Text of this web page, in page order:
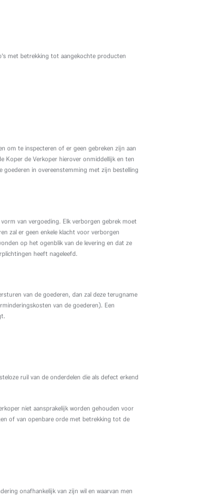
met betrekking tot aangekochte producten
om te inspecteren of er geen gebreken zijn aan
Koper de Verkoper hierover onmiddellijk en ten
in overeenstemming met zijn bestelling
van vergoeding. Elk verborgen gebrek moet
zal er geen enkele klacht voor verborgen
op het ogenblik van de levering en dat ze
heeft nageleefd.
van de goederen, dan zal deze terugname
van de goederen). Een
ruil van de onderdelen die als defect erkend
niet aansprakelijk worden gehouden voor
of van openbare orde met betrekking tot de
onafhankelijk van zijn wil en waarvan men